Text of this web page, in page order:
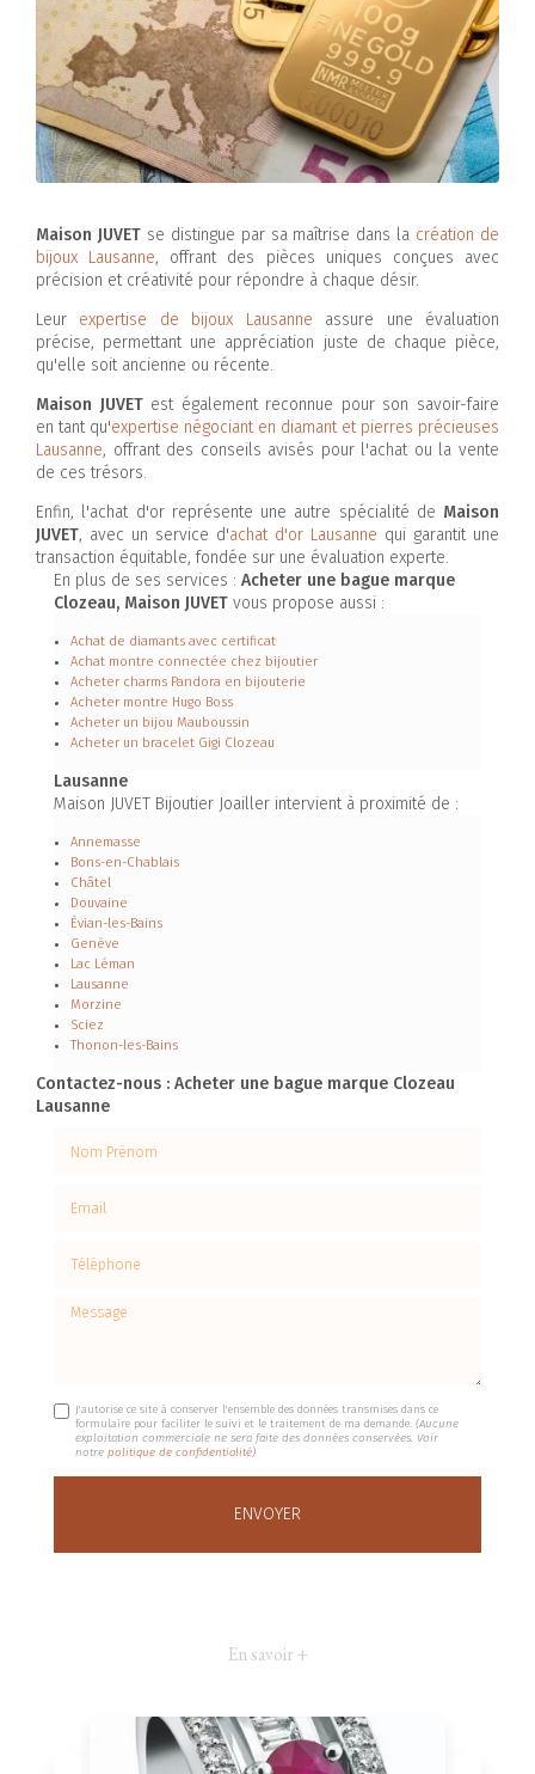
Maison JUVETse distingue par sa maîtrise dans la création de
bijoux Lausanne, offrant des pièces uniques conçues avec
précision et créativité pour répondre à chaque désir.
Leur expertise de bijoux Lausanne assure une évaluation
précise, permettant une appréciation juste de chaque pièce,
qu'elle soit ancienne ou récente.
Maison JUVETest également reconnue pour son savoir-faire
en tant qu'expertise négociant en diamant et pierres précieuses
Lausanne, offrant des conseils avisés pour l'achat ou la vente
de ces trésors.
Enfin, l'achat d'or représente une autre spécialité de Maison
JUVET, avec un service d'achat d'or Lausanne qui garantit une
transaction équitable, fondée sur une évaluation experte.
En plus de ses services : Acheter une bague marque
Clozeau, Maison JUVET vous propose aussi :
Achat de diamants avec certificat
Achat montre connectée chez bijoutier
Acheter charms Pandora en bijouterie
Acheter montre Hugo Boss
Acheter un bijou Mauboussin
Acheter un bracelet Gigi Clozeau
Lausanne
Maison JUVET Bijoutier Joailler intervient à proximité de :
Annemasse
Bons-en-Chablais
Châtel
Douvaine
Évian-les-Bains
Genève
Lac Léman
Lausanne
Morzine
Sciez
Thonon-les-Bains
Contactez-nous : Acheter une bague marque Clozeau
Lausanne
Message
J'autorise ce site à conserver l'ensemble des données transmises dans ce
formulaire pour faciliter le suivi et le traitement de ma demande.(Aucune
exploitation commerciale ne sera faite des données conservées. Voir
notrepolitique de confidentialité)
En savoir +